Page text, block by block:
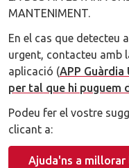
MANTENIMENT.
En el cas que detecteu
urgent, contacteu amb
aplicació (APP
per tal que hi puguem
Podeu fer el vostre
clicant a:
Ajuda'ns a